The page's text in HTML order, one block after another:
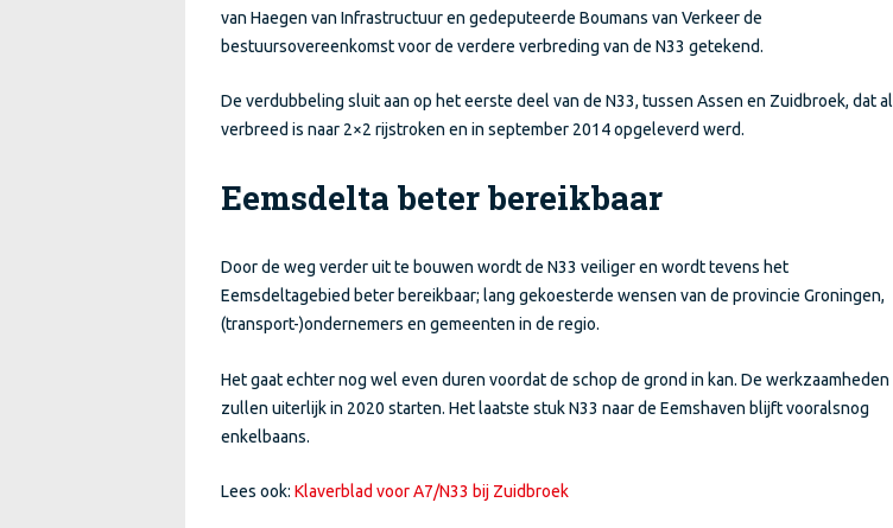
van Haegen van Infrastructuur en gedeputeerde Boumans van Verkeer de
bestuursovereenkomst voor de verdere verbreding van de N33 getekend.
De verdubbeling sluit aan op het eerste deel van de N33, tussen Assen en Zuidbroek, dat al
verbreed is naar 2×2 rijstroken en in september 2014 opgeleverd werd.
Eemsdelta beter bereikbaar
Door de weg verder uit te bouwen wordt de N33 veiliger en wordt tevens het
Eemsdeltagebied beter bereikbaar; lang gekoesterde wensen van de provincie Groningen,
(transport-)ondernemers en gemeenten in de regio.
Het gaat echter nog wel even duren voordat de schop de grond in kan. De werkzaamheden
zullen uiterlijk in 2020 starten. Het laatste stuk N33 naar de Eemshaven blijft vooralsnog
enkelbaans.
Lees ook: Klaverblad voor A7/N33 bij Zuidbroek